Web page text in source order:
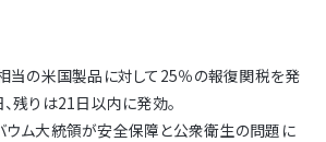
当の米国製品に対して25％の報復関税を発
残りは21日以内に発効。
ウム大統領が安全保障と公衆衛生の問題に